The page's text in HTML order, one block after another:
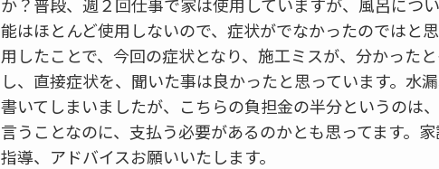
能はほとんど使用しないので、症状がでなかったのではと
用したことで、今回の症状となり、施工ミスが、分かった
し、直接症状を、聞いた事は良かったと思っています。水
書いてしまいましたが、こちらの負担金の半分というのは
言うことなのに、支払う必要があるのかとも思ってます。
指導、アドバイスお願いいたします。